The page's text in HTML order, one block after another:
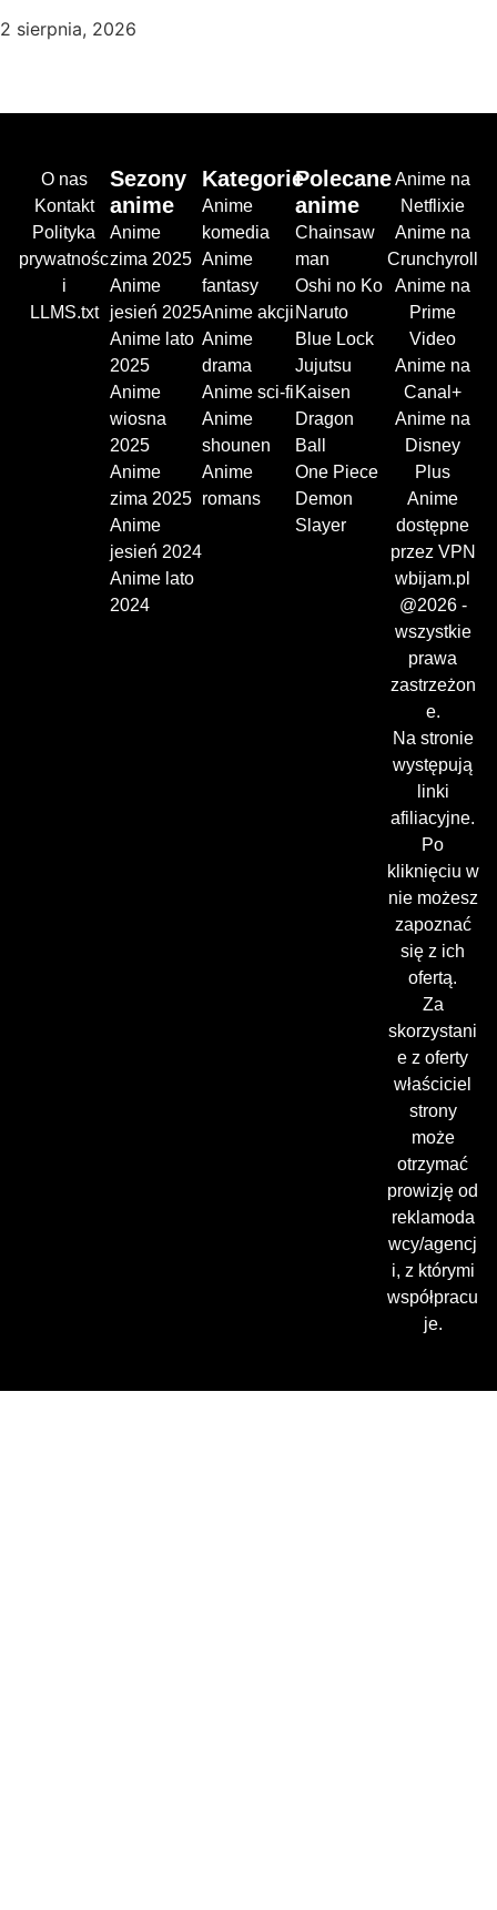
2 sierpnia, 2026
O nas
Kontakt
Polityka
prywatnośc
i
LLMS.txt
Sezony
anime
Anime
zima 2025
Anime
jesień 2025
Anime lato
2025
Anime
wiosna
2025
Anime
zima 2025
Anime
jesień 2024
Anime lato
2024
Kategorie
Anime
komedia
Anime
fantasy
Anime akcji
Anime
drama
Anime sci-fi
Anime
shounen
Anime
romans
Polecane
anime
Chainsaw
man
Oshi no Ko
Naruto
Blue Lock
Jujutsu
Kaisen
Dragon
Ball
One Piece
Demon
Slayer
Anime na
Netflixie
Anime na
Crunchyroll
Anime na
Prime
Video
Anime na
Canal+
Anime na
Disney
Plus
Anime
dostępne
przez VPN
wbijam.pl
@2026 -
wszystkie
prawa
zastrzeżon
e.
Na stronie
występują
linki
afiliacyjne.
Po
kliknięciu w
nie możesz
zapoznać
się z ich
ofertą.
Za
skorzystani
e z oferty
właściciel
strony
może
otrzymać
prowizję od
reklamoda
wcy/agencj
i, z którymi
współpracu
je.